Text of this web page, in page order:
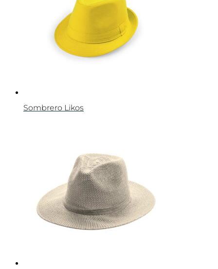
Sombrero Likos